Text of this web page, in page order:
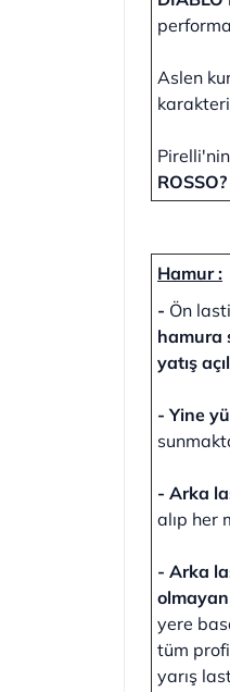
Aslen
Hamur :
- Ön
hamura
yatış
- Yine
- Arka
alıp her
- Arka
olmayan
yere
tüm
yarış